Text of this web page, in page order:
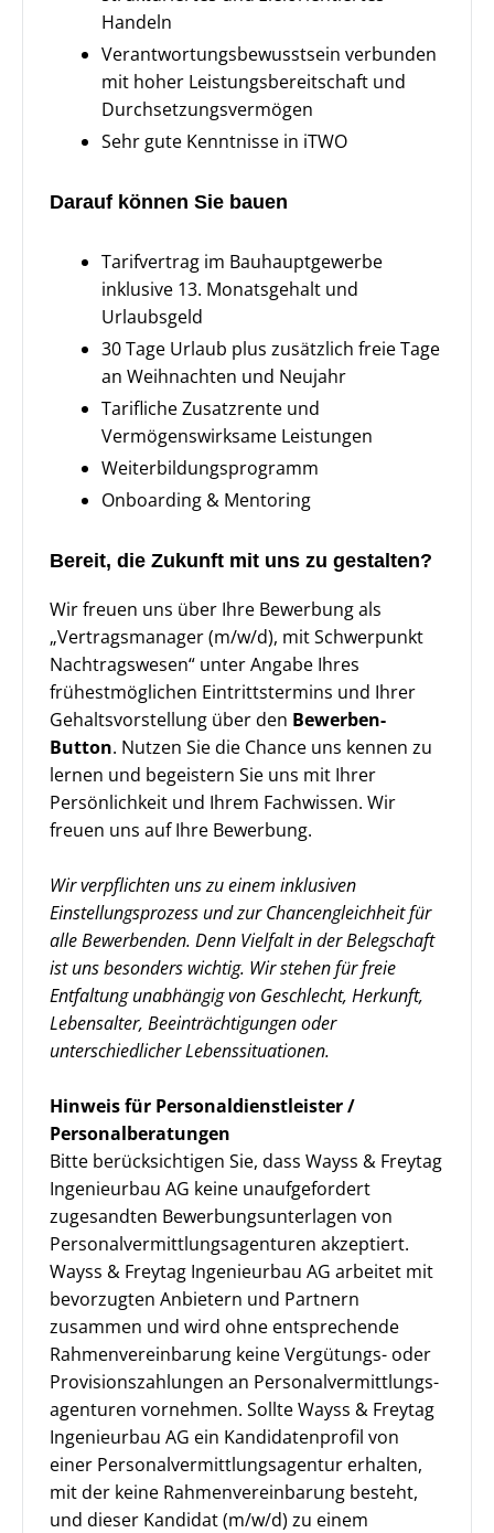
Handeln
Verantwortungsbewusstsein verbunden
mit hoher Leistungsbereitschaft und
Durchsetzungsvermögen
Sehr gute Kenntnisse in iTWO
Darauf können Sie bauen
Tarifvertrag im Bauhauptgewerbe
inklusive 13. Monatsgehalt und
Urlaubsgeld
30 Tage Urlaub plus zusätzlich freie Tage
an Weihnachten und Neujahr
Tarifliche Zusatzrente und
Vermögenswirksame Leistungen
Weiterbildungsprogramm
Onboarding & Mentoring
Bereit, die Zukunft mit uns zu gestalten?
Wir freuen uns über Ihre Bewerbung als
„Vertragsmanager (m/w/d), mit Schwerpunkt
Nachtragswesen“ unter Angabe Ihres
frühestmöglichen Eintrittstermins und Ihrer
Gehaltsvorstellung über den Bewerben-
Button. Nutzen Sie die Chance uns kennen zu
lernen und begeistern Sie uns mit Ihrer
Persönlichkeit und Ihrem Fachwissen. Wir
freuen uns auf Ihre Bewerbung.
Wir verpflichten uns zu einem inklusiven
Einstellungsprozess und zur Chancengleichheit für
alle Bewerbenden. Denn Vielfalt in der Belegschaft
ist uns besonders wichtig. Wir stehen für freie
Entfaltung unabhängig von Geschlecht, Herkunft,
Lebensalter, Beeinträchtigungen oder
unterschiedlicher Lebenssituationen.
Hinweis für Personaldienstleister /
Personalberatungen
Bitte berücksichtigen Sie, dass Wayss & Freytag
Ingenieurbau AG keine unaufgefordert
zugesandten Bewerbungsunterlagen von
Personalvermittlungsagenturen akzeptiert.
Wayss & Freytag Ingenieurbau AG arbeitet mit
bevorzugten Anbietern und Partnern
zusammen und wird ohne entsprechende
Rahmenvereinbarung keine Vergütungs- oder
Provisionszahlungen an Personal­vermittlungs­
agenturen vornehmen. Sollte Wayss & Freytag
Ingenieurbau AG ein Kandidatenprofil von
einer Personalvermittlungsagentur erhalten,
mit der keine Rahmenvereinbarung besteht,
und dieser Kandidat (m/w/d) zu einem